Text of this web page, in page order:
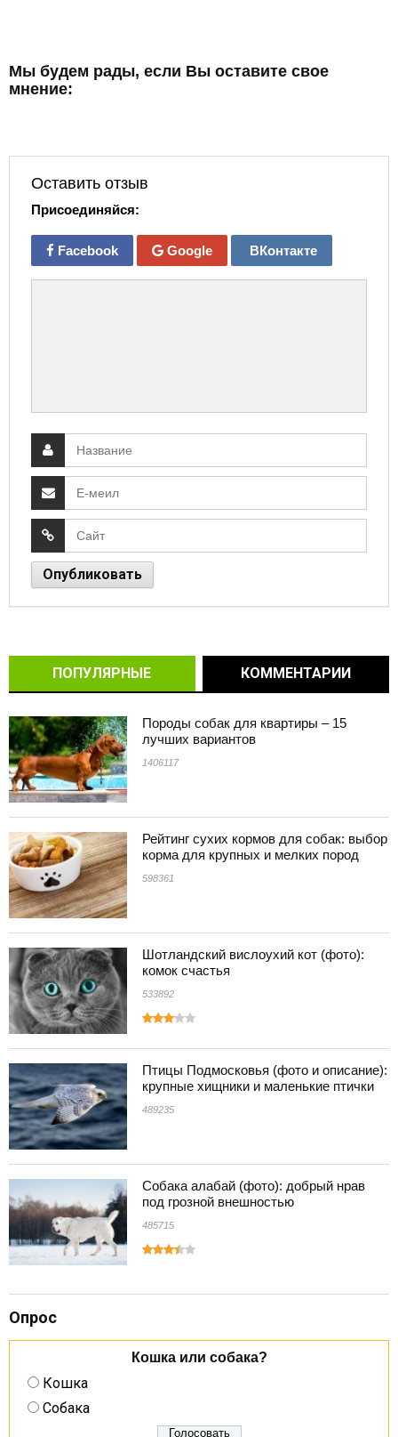
Мы будем рады, если Вы оставите свое
мнение:
Оставить отзыв
Присоединяйся:
Facebook Google ВКонтакте
ПОПУЛЯРНЫЕ КОММЕНТАРИИ
Породы собак для квартиры – 15
лучших вариантов
1406117
Рейтинг сухих кормов для собак: выбор
корма для крупных и мелких пород
598361
Шотландский вислоухий кот (фото):
комок счастья
533892
Птицы Подмосковья (фото и описание):
крупные хищники и маленькие птички
489235
Собака алабай (фото): добрый нрав
под грозной внешностью
485715
Опрос
Кошка или собака?
Кошка
Собака